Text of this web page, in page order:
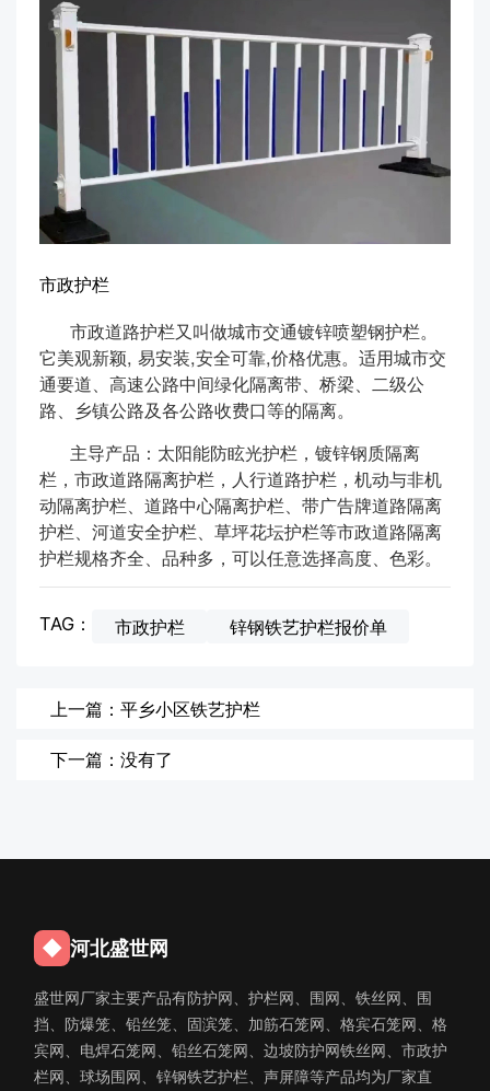
市政护栏
市政道路护栏又叫做城市交通镀锌喷塑钢护栏。
它美观新颖, 易安装,安全可靠,价格优惠。适用城市交
通要道、高速公路中间绿化隔离带、桥梁、二级公
路、乡镇公路及各公路收费口等的隔离。
主导产品：太阳能防眩光护栏，镀锌钢质隔离
栏，市政道路隔离护栏，人行道路护栏，机动与非机
动隔离护栏、道路中心隔离护栏、带广告牌道路隔离
护栏、河道安全护栏、草坪花坛护栏等市政道路隔离
护栏规格齐全、品种多，可以任意选择高度、色彩。
TAG： 市政护栏 锌钢铁艺护栏报价单
上一篇：平乡小区铁艺护栏
下一篇：没有了
◆ 河北盛世网
盛世网厂家主要产品有防护网、护栏网、围网、铁丝网、围
挡、防爆笼、铅丝笼、固滨笼、加筋石笼网、格宾石笼网、格
宾网、电焊石笼网、铅丝石笼网、边坡防护网铁丝网、市政护
栏网、球场围网、锌钢铁艺护栏、声屏障等产品均为厂家直